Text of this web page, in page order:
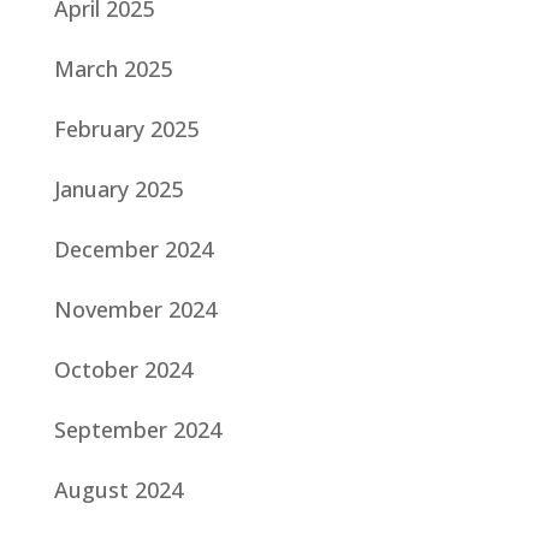
April 2025
March 2025
February 2025
January 2025
December 2024
November 2024
October 2024
September 2024
August 2024